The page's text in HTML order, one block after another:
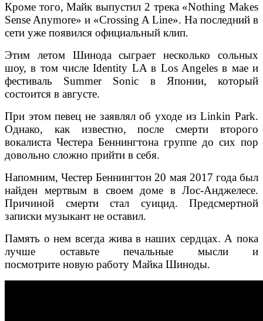
Кроме того, Майк выпустил 2 трека «Nothing Makes
Sense Anymore» и «Crossing A Line». На последний в
сети уже появился официальный клип.
Этим летом Шинода сыграет несколько сольных
шоу, в том числе Identity LA в Los Angeles в мае и
фестиваль Summer Sonic в Японии, который
состоится в августе.
При этом певец не заявлял об уходе из Linkin Park.
Однако, как известно, после смерти второго
вокалиста Честера Беннингтона группе до сих пор
довольно сложно прийти в себя.
Напомним, Честер Беннингтон 20 мая 2017 года был
найден мертвым в своем доме в Лос-Анджелесе.
Причиной смерти стал суицид. Предсмертной
записки музыкант не оставил.
Память о нем всегда жива в наших сердцах. А пока
лучше оставьте печальные мысли и
посмотрите новую работу Майка Шиноды.